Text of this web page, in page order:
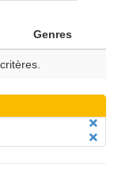
Genres